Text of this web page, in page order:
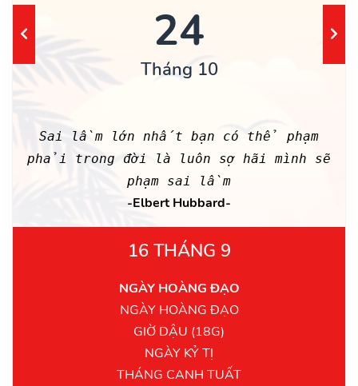
24
Tháng 10
Sai lầm lớn nhất bạn có thể phạm
phải trong đời là luôn sợ hãi mình sẽ
phạm sai lầm
-Elbert Hubbard-
16 THÁNG 9
NGÀY HOÀNG ĐẠO
NGÀY HOÀNG ĐẠO
GIỜ DẬU (18G)
NGÀY KỶ TỊ
THÁNG CANH TUẤT